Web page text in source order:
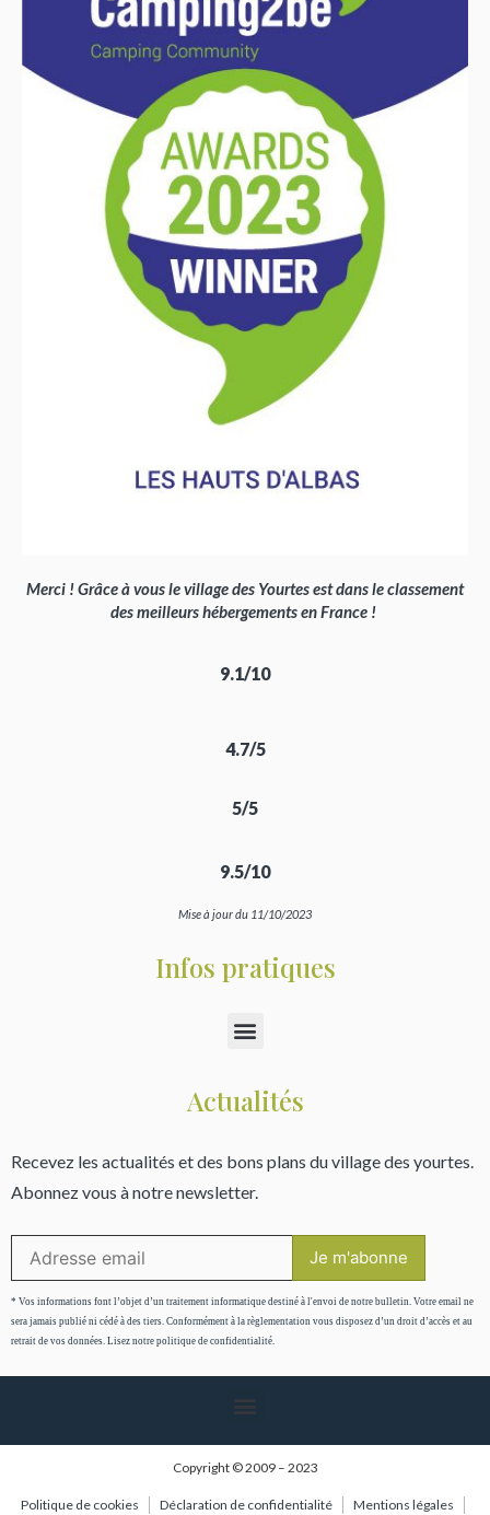
Merci ! Grâce à vous le village des Yourtes est dans le classement
des meilleurs hébergements en France !
9.1/10
4.7/5
5/5
9.5/10
Mise à jour du 11/10/2023
Infos pratiques
Actualités
Recevez les actualités et des bons plans du village des yourtes.
Abonnez vous à notre newsletter.
* Vos informations font l’objet d’un traitement informatique destiné à l'envoi de notre bulletin. Votre email ne
sera jamais publié ni cédé à des tiers. Conformément à la règlementation vous disposez d’un droit d’accès et au
retrait de vos données. Lisez notre politique de confidentialité.
Copyright © 2009 – 2023
Politique de cookies Déclaration de confidentialité Mentions légales